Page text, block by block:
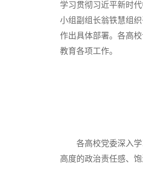
学习贯彻习近平新时
小组副组长翁铁慧组
作出具体部署。各高
教育各项工作。
各高校党委深入学
高度的政治责任感、